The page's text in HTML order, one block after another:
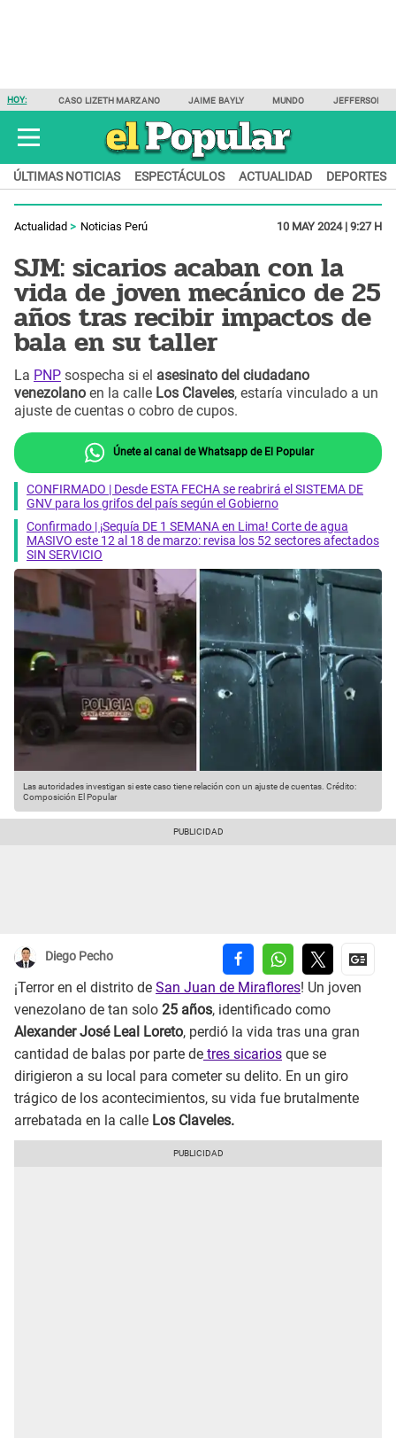
HOY: CASO LIZETH MARZANO JAIME BAYLY MUNDO JEFFERSON
ÚLTIMAS NOTICIAS ESPECTÁCULOS ACTUALIDAD DEPORTES
Actualidad Noticias Perú 10 MAY 2024 | 9:27 H
SJM: sicarios acaban con la
vida de joven mecánico de 25
años tras recibir impactos de
bala en su taller
La PNP sospecha si el asesinato del ciudadano
venezolano en la calle Los Claveles, estaría vinculado a un
ajuste de cuentas o cobro de cupos.
Únete al canal de Whatsapp de El Popular
CONFIRMADO | Desde ESTA FECHA se reabrirá el SISTEMA DE
GNV para los grifos del país según el Gobierno
Confirmado | ¡Sequía DE 1 SEMANA en Lima! Corte de agua
MASIVO este 12 al 18 de marzo: revisa los 52 sectores afectados
SIN SERVICIO
Las autoridades investigan si este caso tiene relación con un ajuste de cuentas. Crédito:
Composición El Popular
Diego Pecho
¡Terror en el distrito de San Juan de Miraflores! Un joven
venezolano de tan solo 25 años, identificado como
Alexander José Leal Loreto, perdió la vida tras una gran
cantidad de balas por parte de tres sicarios que se
dirigieron a su local para cometer su delito. En un giro
trágico de los acontecimientos, su vida fue brutalmente
arrebatada en la calle Los Claveles.